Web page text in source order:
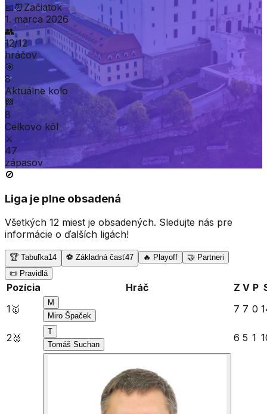
📅⏰Začiatok
1. marca 2026
👥
12/12
hráčov
🎯
8
Aktuálne kolo
🏁
8
Celkovo kôl
⚔️
47
zápasov
🚫
Liga je plne obsadená
Všetkých 12 miest je obsadených. Sledujte nás pre
informácie o ďalších ligách!
🏆 Tabuľka14 ⚽ Základná časť47 🔥 Playoff
🤝 Partneri
📜 Pravidlá
Pozícia Hráč Z V P
1 🥇
M
Miro Špaček
7 7 0
2🥈
T
Tomáš Suchan
6 5 1